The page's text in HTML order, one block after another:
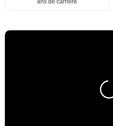
ans de carrière